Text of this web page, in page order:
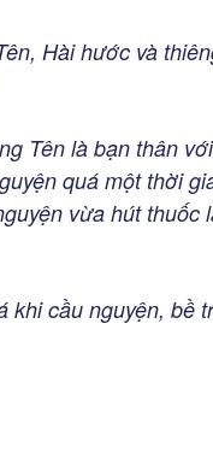
Hài hước và
Tên là bạn thân
quá một thời
vừa hút thuốc
khi cầu nguyện, bề